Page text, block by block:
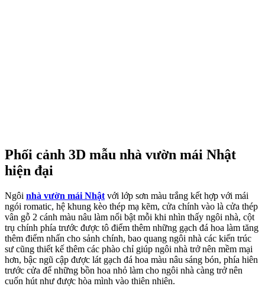
Phối cảnh 3D mẫu nhà vườn mái Nhật
hiện đại
Ngôi nhà vườn mái Nhật với lớp sơn màu trắng kết hợp với mái
ngói romatic, hệ khung kèo thép mạ kẽm, cửa chính vào là cửa thép
vân gỗ 2 cánh màu nâu làm nổi bật mỗi khi nhìn thấy ngôi nhà, cột
trụ chính phía trước được tô điểm thêm những gạch đá hoa làm tăng
thêm điểm nhấn cho sảnh chính, bao quang ngôi nhà các kiến trúc
sư cũng thiết kế thêm các phào chỉ giúp ngôi nhà trở nên mềm mại
hơn, bậc ngũ cập được lát gạch đá hoa màu nâu sáng bón, phía hiên
trước cửa để những bồn hoa nhỏ làm cho ngôi nhà càng trở nên
cuốn hút như được hòa mình vào thiên nhiên.